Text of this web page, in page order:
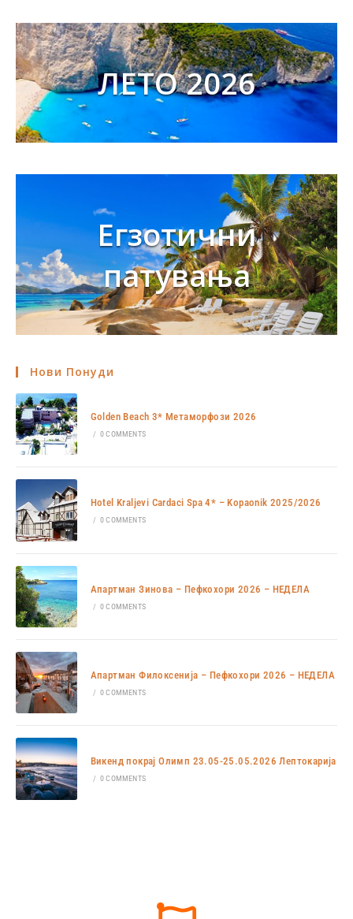
ЛЕТО 2026
Егзотични
патувања
Нови Понуди
Golden Beach 3* Метаморфози 2026
/ 0 COMMENTS
Hotel Kraljevi Cardaci Spa 4* – Kopaonik 2025/2026
/ 0 COMMENTS
Апартман Зинова – Пефкохори 2026 – НЕДЕЛА
/ 0 COMMENTS
Апартман Филоксенија – Пефкохори 2026 – НЕДЕЛА
/ 0 COMMENTS
Викенд покрај Олимп 23.05-25.05.2026 Лептокарија
/ 0 COMMENTS